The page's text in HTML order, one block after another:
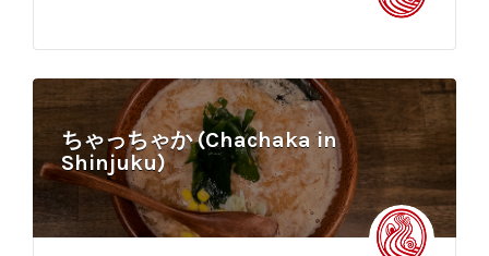
ちゃっちゃか (Chachaka in
Shinjuku)